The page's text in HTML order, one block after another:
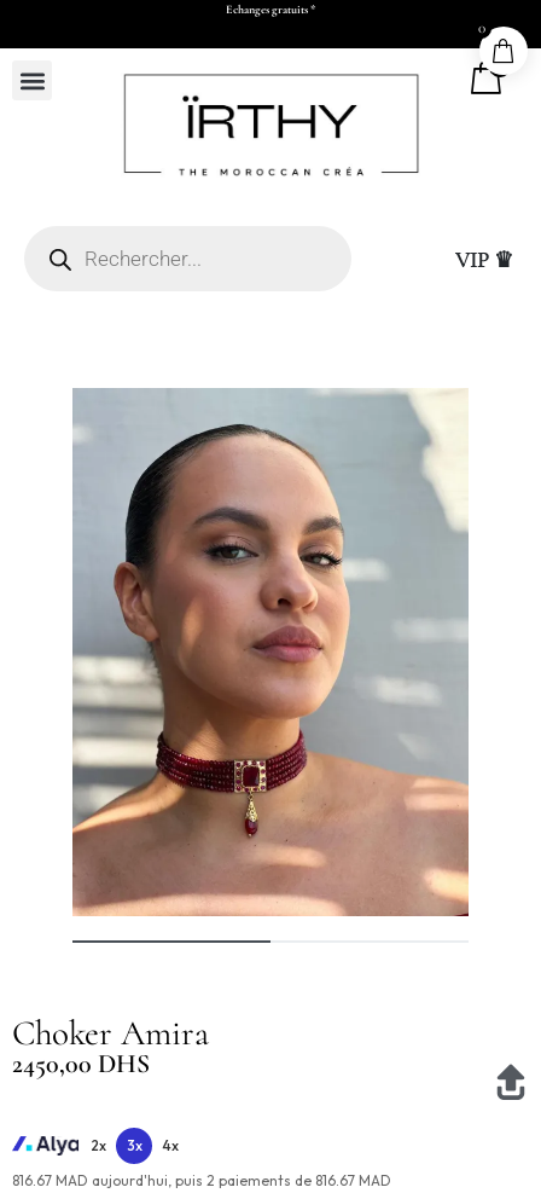
Echanges gratuits *
0
VIP ♛
Choker Amira
2450,00 DHS
2x 3x
4x
816.67 MAD aujourd'hui, puis 2 paiements de 816.67 MAD
0
+ ADD
25,00